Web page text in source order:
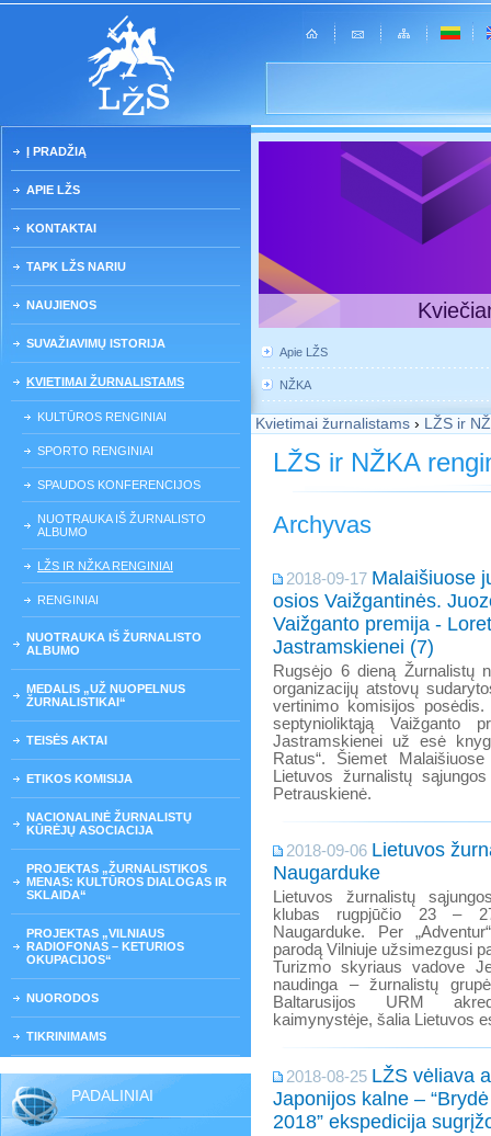
Į PRADŽIĄ
APIE LŽS
KONTAKTAI
TAPK LŽS NARIU
NAUJIENOS
SUVAŽIAVIMŲ ISTORIJA
KVIETIMAI ŽURNALISTAMS
KULTŪROS RENGINIAI
SPORTO RENGINIAI
SPAUDOS KONFERENCIJOS
NUOTRAUKA IŠ ŽURNALISTO
ALBUMO
LŽS IR NŽKA RENGINIAI
RENGINIAI
NUOTRAUKA IŠ ŽURNALISTO
ALBUMO
MEDALIS „UŽ NUOPELNUS
ŽURNALISTIKAI“
TEISĖS AKTAI
ETIKOS KOMISIJA
NACIONALINĖ ŽURNALISTŲ
KŪRĖJŲ ASOCIACIJA
PROJEKTAS „ŽURNALISTIKOS
MENAS: KULTŪROS DIALOGAS IR
SKLAIDA“
PROJEKTAS „VILNIAUS
RADIOFONAS – KETURIOS
OKUPACIJOS“
NUORODOS
TIKRINIMAMS
PADALINIAI
Apie LŽS
NŽKA
Kvietimai žurnalistams › LŽS ir
LŽS ir NŽKA
Archyvas
2018-09-17 Malaišiuose
osios Vaižgantinės.
Vaižganto premija -
Jastramskienei (7)
Rugsėjo 6 dieną Žurnalistų
organizacijų atstovų
vertinimo komisijos
septynioliktąją Vaižganto
Jastramskienei už esė
Ratus“. Šiemet
Lietuvos žurnalistų
Petrauskienė.
2018-09-06 Lietuvos
Naugarduke
Lietuvos žurnalistų
klubas rugpjūčio 23 –
Naugarduke. Per
parodą Vilniuje užsimezgusi
Turizmo skyriaus vadove
naudinga – žurnalistų
Baltarusijos URM
kaimynystėje, šalia Lietuvos
2018-08-25 LŽS vėliava
Japonijos kalne –
2018” ekspedicija